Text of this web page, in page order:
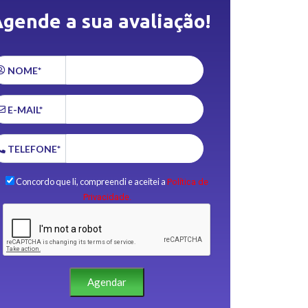
a sua avaliação!
NOME*
E-MAIL*
TELEFONE*
Concordo que li, compreendi e aceitei aPolítica de
Privacidade.
Agendar